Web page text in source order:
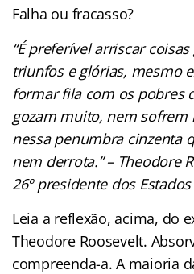
Falha ou fracasso?
“É preferível arriscar
triunfos e glórias, mesmo
formar fila com os pobres
gozam muito, nem
nessa penumbra cinzenta
nem derrota.” – Theodore
26º presidente dos
Leia a reflexão, acima, do
Theodore Roosevelt.
compreenda-a. A maioria